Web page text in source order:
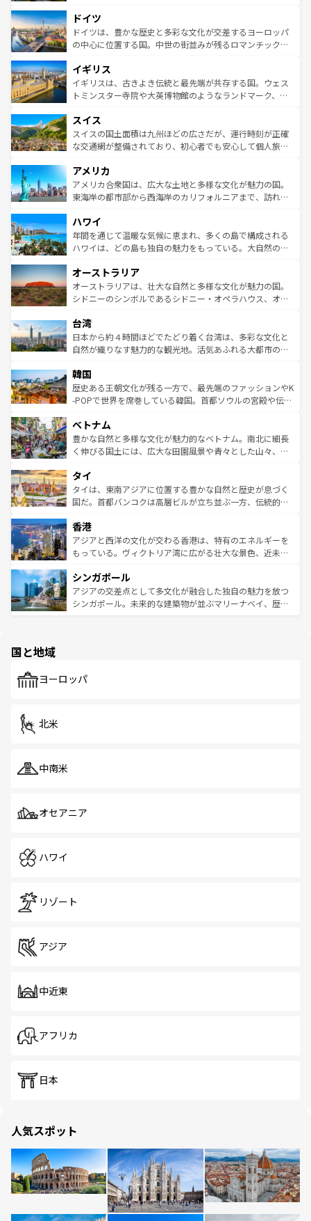
の城塞都市、穏やかなビーチリゾートまで多彩な表情を見
せる。地方によって風土や気候が異なるスペインはその個
性で訪れる人を魅了する。 なお、新着のスペイン情報はコ
で、幅広い魅力が詰まっている。華麗な宮殿、歴史的な大
聖堂、美しいビーチ、そして豊かな自然が、訪れる者を心
から魅了する。また、フランスは美食の国としても知ら
いる。シャンパンの発祥地であるランス、プロヴァンスの
香り高いラベンダー畑など、多彩な楽しみ方が可能だ。さ
らに、パリ以外の地域にも魅力が溢れており、どの街角に
れる地方に足を運ぶとそれぞれで全く異なる文化を体験で
きるだろう。 なお、新着のフランス情報はコンテンツ一覧
を参照してほしい。
ドイツ
ドイツは、豊かな歴史と多彩な文化が交差するヨーロッパ
の中心に位置する国。中世の街並みが残るロマンチック街
顔を持つこの国は、どこを歩いても飽きることがない。ベ
ルリンの文化的活気、バイエルン州のアルプスの絶景、そ
してライン川沿いのワイン畑といった風景は必見。ビール
は、お酒好きな人にはぜひ体験してほしい。 なお、新着の
ドイツ情報はコンテンツ一覧を参照してほしい。
イギリス
イギリスは、古きよき伝統と最先端が共存する国。ウェス
トミンスター寺院や大英博物館のようなランドマーク、歴
リアごとに異なる魅力がある。また、優雅なアフタヌーン
ティー、ビール好きにはたまらない英国パブ、サッカー観
戦など、本場だからこそできる体験も豊富。イギリスを旅
ンツ一覧を参照してほしい。
スイス
スイスの国土面積は九州ほどの広さだが、運行時刻が正確
な交通網が整備されており、初心者でも安心して個人旅行
の建物がそのまま残る町や、スイスならではのユニークな
博物館もあり、アルプス観光だけでなく町歩きも満喫する
ことができる。国民の所得が高いため物価も高いが、旅行
ば市内交通費無料で観光を楽しむこともできる。 なお、新
着のスイス情報はコンテンツ一覧 を参照してほしい。
アメリカ
アメリカ合衆国は、広大な土地と多様な文化が魅力の国。
東海岸の都市部から西海岸のカリフォルニアまで、訪れる
のような巨大都市は、観光、ショッピング、エンターテイ
ンメントが詰まった刺激的なスポットだ。一方、アメリカ
西部には大自然が広がり、グランドキャニオンやイエロー
部のニューオーリンズでは、音楽と美食が融合した独特の
文化が魅力。旅行者はアメリカの各地域で異なる魅力を楽
しみながら、その多様性と豊かな歴史を感じることができ
ならではの贅沢な旅のスタイルだ。 なお、新着のアメリカ
情報はコンテンツ一覧を参照してほしい。
ハワイ
年間を通じて温暖な気候に恵まれ、多くの島で構成される
ハワイは、どの島も独自の魅力をもっている。大自然の神
ワイ島は見逃せない。また、定番の観光地といえばオアフ
島だが、静かな自然を求めるならマウイ島やカウアイ島が
おすすめ。エメラルドグリーンに輝く海をはじめ、豊かな
れるおもてなしの心で訪れる人々を迎えてくれるハワイの
人々、おいしいローカルフードやハワイアンミュージッ
ク、伝統的なフラダンスなど、すべてがハワイの魅力を彩
ワイを、存分に味わってほしい。 なお、新着のハワイ情報
はコンテンツ一覧を参照してほしい。
オーストラリア
オーストラリアは、壮大な自然と多様な文化が魅力の国。
シドニーのシンボルであるシドニー・オペラハウス、オー
リアリーフや大陸中央部にそびえるウルル（エアーズロッ
ク）、タスマニアの美しい原生林やケアンズの熱帯雨林な
ど、見どころがたくさん。また、カフェやワイン、オージ
いる。アクティビティも充実しており、サーフィンやダイ
ビング、ハイキングなど、アウトドア好きにはたまらな
い。オーストラリアの多彩な魅力を存分に味わいつくそ
参照してほしい。
台湾
日本から約４時間ほどでたどり着く台湾は、多彩な文化と
自然が織りなす魅力的な観光地。活気あふれる大都市の台
ン）、静ひつな山岳地帯である台湾東部など、都市の喧騒
と山間の静けさが共存しており、訪れる人に新しい発見と
驚きをもたらしてくれる。また、奥深い台湾の食文化も魅
容にもいいと評判のスイーツなど、バラエティ豊かな料理
が味わえる。 なお、新着の台湾情報は コンテンツ一覧を参
照してほしい。
韓国
歴史ある王朝文化が残る一方で、最先端のファッションやK
-POPで世界を席巻している韓国。首都ソウルの宮殿や伝統
き、地方に足を延ばせば四季折々の自然美を楽しむことが
できる。そして、キムチや焼肉、絶品のストリートフード
まで、さまざまな韓国料理が待っている。夜には、韓国な
リティに包まれながら、韓国の多彩な魅力を心ゆくまで味
わってみてほしい。 なお、新着の韓国情報はコンテンツ一
覧を参照してほしい。
ベトナム
豊かな自然と多様な文化が魅力的なベトナム。南北に細長
く伸びる国土には、広大な田園風景や青々とした山々、世
急速な発展と共に伝統が息づく。ハノイの古い町並みやホ
ーチミン市のフランス統治時代の建物も、独特の雰囲気を
醸し出している。また、バラエティの豊かさとおいしさで
とつ。フォーやバインミー、ベトナムコーヒーなどは、ぜ
ひ現地で味わいたい。どの地域を訪れてもあたたかい人々
が旅行者を迎えてくれるので、きっと忘れられない旅にな
参照してほしい。
タイ
タイは、東南アジアに位置する豊かな自然と歴史が息づく
国だ。首都バンコクは高層ビルが立ち並ぶ一方、伝統的な
の活気が交差している。北部ではチェンマイなどの山岳地
帯で自然と触れ合い、南部ではプーケットやクラビの美し
いビーチでリゾート気分を楽しむことができる。タイ料理
激する。気候は一年中温暖で、どの季節にも異なる楽しみ
が待っている。親しみやすいタイの人々、仏教を中心とし
た文化、そして多様な観光資源が、訪れる旅人を魅了し続
香港
アジアと西洋の文化が交わる香港は、特有のエネルギーを
もっている。ヴィクトリア湾に広がる壮大な景色、近未来
み、どこを訪れても感動するはず。観光スポットが密集し
ており、効率よく見どころを回れるのも魅力。息をのむよ
うな絶景から文化的な体験まで、香港を存分に楽しみ尽く
シンガポール
アジアの交差点として多文化が融合した独自の魅力を放つ
シンガポール。未来的な建築物が並ぶマリーナベイ、歴史
で、ホーカーズは地元の風情を楽しめる外せないスポット
国と地域
ヨーロッパ
北米
中南米
オセアニア
ハワイ
リゾート
アジア
中近東
アフリカ
日本
人気スポット